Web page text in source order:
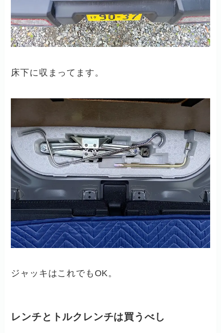
床下に収まってます。
ジャッキはこれでもOK。
レンチとトルクレンチは買うべし